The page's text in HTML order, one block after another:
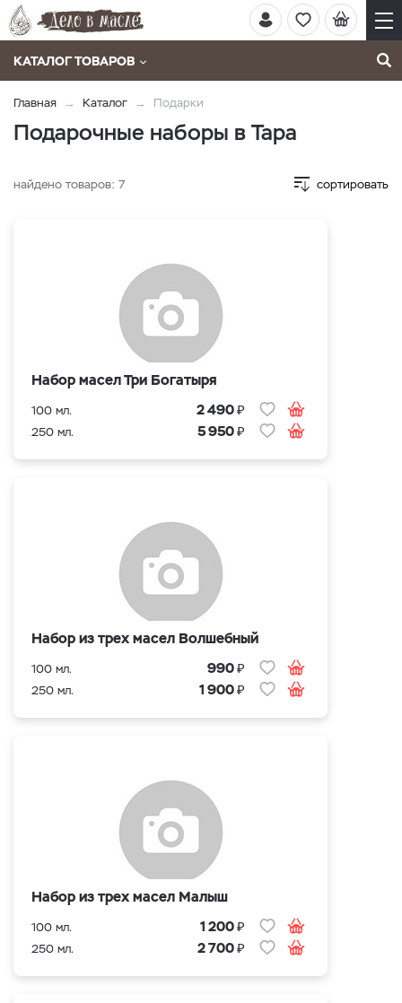
КАТАЛОГ ТОВАРОВ
Главная Каталог Подарки
Подарочные наборы в Тара
найдено товаров: 7 сортировать
Набор масел Три Богатыря
100 мл. 2 490₽
250 мл. 5 950₽
Набор из трех масел Волшебный
100 мл. 990₽
250 мл. 1 900₽
Набор из трех масел Малыш
100 мл. 1 200₽
250 мл. 2 700₽